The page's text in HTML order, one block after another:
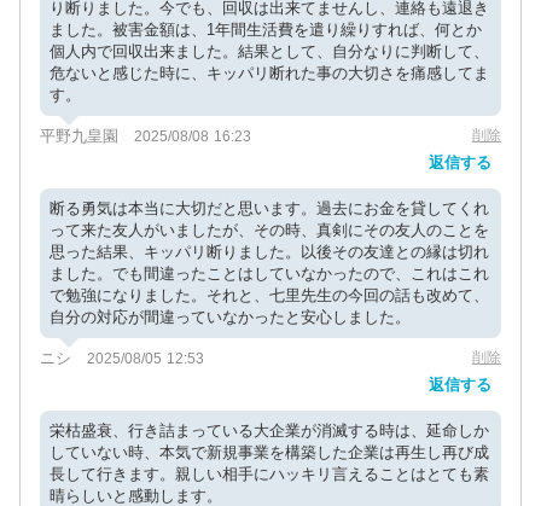
り断りました。今でも、回収は出来てませんし、連絡も遠退き
ました。被害金額は、1年間生活費を遣り繰りすれば、何とか
個人内で回収出来ました。結果として、自分なりに判断して、
危ないと感じた時に、キッパリ断れた事の大切さを痛感してま
す。
平野九皇園 2025/08/08 16:23 削除
返信する
断る勇気は本当に大切だと思います。過去にお金を貸してくれ
って来た友人がいましたが、その時、真剣にその友人のことを
思った結果、キッパリ断りました。以後その友達との縁は切れ
ました。でも間違ったことはしていなかったので、これはこれ
で勉強になりました。それと、七里先生の今回の話も改めて、
自分の対応が間違っていなかったと安心しました。
ニシ 2025/08/05 12:53 削除
返信する
栄枯盛衰、行き詰まっている大企業が消滅する時は、延命しか
していない時、本気で新規事業を構築した企業は再生し再び成
長して行きます。親しい相手にハッキリ言えることはとても素
晴らしいと感動します。